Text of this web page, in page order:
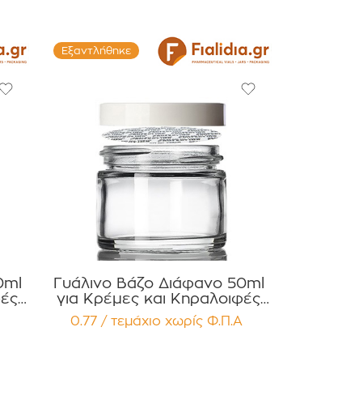
Εξαντλήθηκε
Γυάλινο Βάζο Διάφανο 50ml
για Κρέμες και Κηραλοιφές
με Λευκό Γυαλιστερό Καπάκι
Press Liner Συσκευασία 12
0.77 / τεμάχιο χωρίς Φ.Π.Α